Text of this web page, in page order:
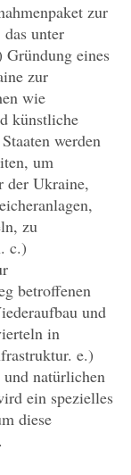
zur
unter
Gründung eines
zur
wie
künstliche
werden
um
der Ukraine,
zu
c.)
betroffenen
und
in
e.)
und natürlichen
ein spezielles
diese